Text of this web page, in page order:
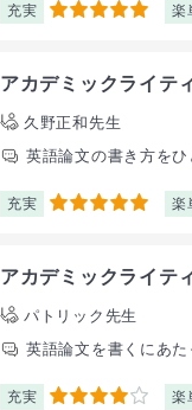
充実 5 楽
アカデミックライテ
久野正和先生
英語論文の書き方をひ
充実 5 楽
アカデミックライテ
パトリック先生
英語論文を書くにあた
充実 4 楽